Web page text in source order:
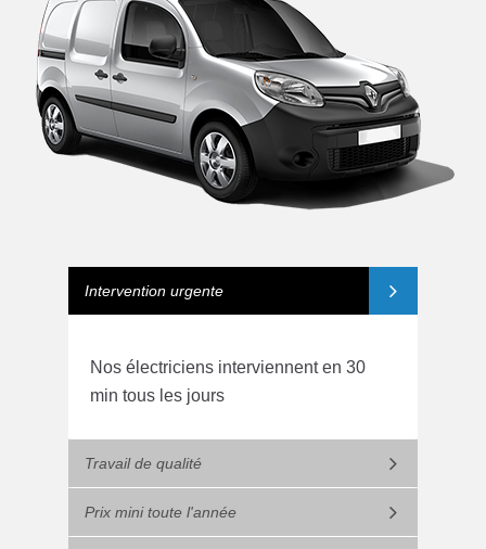
Intervention urgente
Nos électriciens interviennent en 30
min tous les jours
Travail de qualité
Prix mini toute l'année